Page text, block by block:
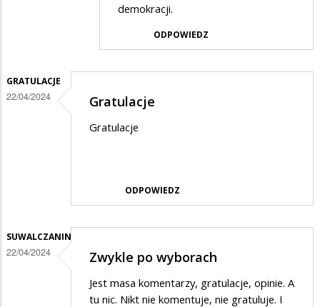
demokracji.
ODPOWIEDZ
GRATULACJE
22/04/2024 Gratulacje
Gratulacje
ODPOWIEDZ
SUWALCZANIN
22/04/2024 Zwykle po wyborach
Jest masa komentarzy, gratulacje, opinie. A
tu nic. Nikt nie komentuje, nie gratuluje. I